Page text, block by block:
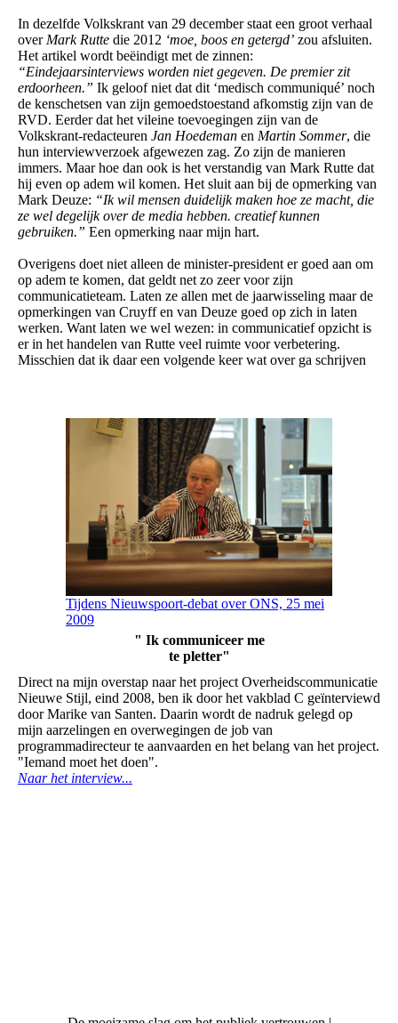
In dezelfde Volkskrant van 29 december staat een groot verhaal
over Mark Rutte die 2012 ‘moe, boos en getergd’ zou afsluiten.
Het artikel wordt beëindigt met de zinnen:
“Eindejaarsinterviews worden niet gegeven. De premier zit
erdoorheen.” Ik geloof niet dat dit ‘medisch communiqué’ noch
de kenschetsen van zijn gemoedstoestand afkomstig zijn van de
RVD. Eerder dat het vileine toevoegingen zijn van de
Volkskrant-redacteuren Jan Hoedeman en Martin Sommer, die
hun interviewverzoek afgewezen zag. Zo zijn de manieren
immers. Maar hoe dan ook is het verstandig van Mark Rutte dat
hij even op adem wil komen. Het sluit aan bij de opmerking van
Mark Deuze: “Ik wil mensen duidelijk maken hoe ze macht, die
ze wel degelijk over de media hebben. creatief kunnen
gebruiken.” Een opmerking naar mijn hart.
Overigens doet niet alleen de minister-president er goed aan om
op adem te komen, dat geldt net zo zeer voor zijn
communicatieteam. Laten ze allen met de jaarwisseling maar de
opmerkingen van Cruyff en van Deuze goed op zich in laten
werken. Want laten we wel wezen: in communicatief opzicht is
er in het handelen van Rutte veel ruimte voor verbetering.
Misschien dat ik daar een volgende keer wat over ga schrijven
Tijdens Nieuwspoort-debat over ONS, 25 mei
2009
" Ik communiceer me
te pletter"
Direct na mijn overstap naar het project Overheidscommunicatie
Nieuwe Stijl, eind 2008, ben ik door het vakblad C geïnterviewd
door Marike van Santen. Daarin wordt de nadruk gelegd op
mijn aarzelingen en overwegingen de job van
programmadirecteur te aanvaarden en het belang van het project.
"Iemand moet het doen".
Naar het interview...